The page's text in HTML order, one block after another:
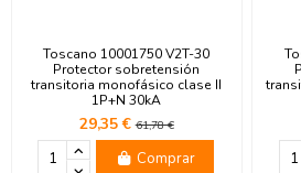
Toscano 10001750 V2T-30
Protector sobretensión
transitoria monofásico clase II
1P+N 30kA
29,35 €61,78 €
Comprar